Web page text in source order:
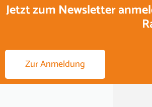
Jetzt zum Newsletter
Zur Anmeldung